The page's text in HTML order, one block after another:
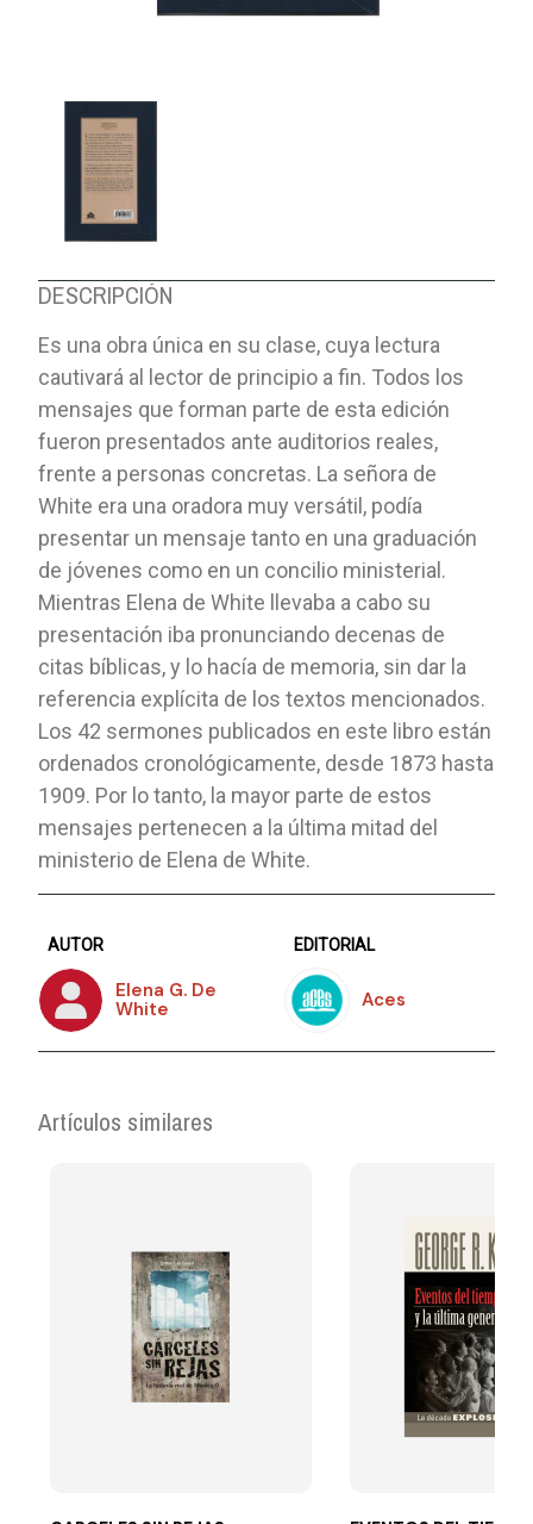
DESCRIPCIÓN
Es una obra única en su clase, cuya lectura
cautivará al lector de principio a fin. Todos los
mensajes que forman parte de esta edición
fueron presentados ante auditorios reales,
frente a personas concretas. La señora de
White era una oradora muy versátil, podía
presentar un mensaje tanto en una graduación
de jóvenes como en un concilio ministerial.
Mientras Elena de White llevaba a cabo su
presentación iba pronunciando decenas de
citas bíblicas, y lo hacía de memoria, sin dar la
referencia explícita de los textos mencionados.
Los 42 sermones publicados en este libro están
ordenados cronológicamente, desde 1873 hasta
1909. Por lo tanto, la mayor parte de estos
mensajes pertenecen a la última mitad del
ministerio de Elena de White.
AUTOR
Elena G. De
White
EDITORIAL
Aces
Artículos similares